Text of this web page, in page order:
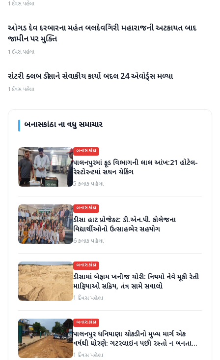
1 દિવસ પહેલા
બનાસકાંઠા
ઓગડ દેવ દરબારના મહંત બલદેવગિરી મહારાજની અટકાયત બાદ
જામીન પર મુક્તિ
1 દિવસ પહેલા
બનાસકાંઠા
રોટરી ક્લબ ડીસાને સેવાકીય કાર્યો બદલ 24 એવોર્ડ્સ મળ્યા
1 દિવસ પહેલા
બનાસકાંઠાના વધુ સમાચાર
બનાસકાંઠા
પાલનપુરમાં ફૂડ વિભાગની લાલ આંખ:21 હોટેલ-
રેસ્ટોરન્ટમાં સઘન ચેકિંગ
5 કલાક પહેલા
બનાસકાંઠા
ડીસા હાટ પ્રોજેક્ટ: ડી.એન.પી. કોલેજના
વિદ્યાર્થીઓનો ઉત્સાહભેર સહયોગ
6 કલાક પહેલા
બનાસકાંઠા
ડીસામાં બેફામ ખનીજ ચોરી: નિયમો નેવે મૂકી રેતી
માફિયાઓ સક્રિય, તંત્ર સામે સવાલો
1 દિવસ પહેલા
બનાસકાંઠા
પાલનપુર ધનિયાણા ચોકડીનો મુખ્ય માર્ગ એક
વર્ષથી ધોરણે: ગટરલાઇન પછી રસ્તો ન બનતા
હાલાકી
1 દિવસ પહેલા